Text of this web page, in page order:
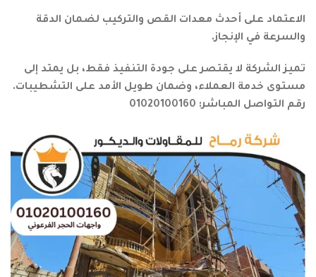
الاعتماد على أحدث معدات القص والتركيب لضمان الدقة
والسرعة في الإنجاز.
تميز الشركة لا يقتصر على جودة التنفيذ فقط، بل يمتد إلى
مستوى خدمة العملاء، وضمان طويل الأمد على التشطيبات.
رقم التواصل المباشر: 01020100160